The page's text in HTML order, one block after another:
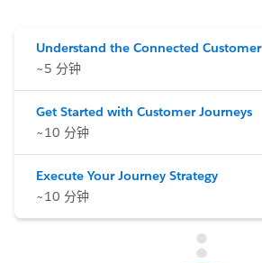
Understand the Connected Customer
~5 分钟
Get Started with Customer Journeys
~10 分钟
Execute Your Journey Strategy
~10 分钟